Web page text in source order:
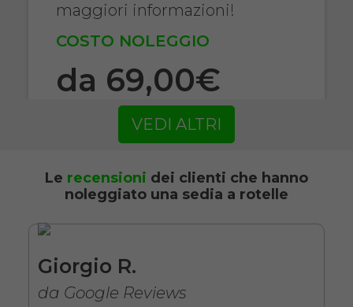
maggiori informazioni!
COSTO NOLEGGIO
da 69,00€
SCHEDA COMPLETA
Noleggio Carrozzina
pieghevole ad autospinta
Seduta 43 cm
VEDI ALTRI
Le recensioni dei clienti che hanno
noleggiato una sedia a rotelle
Giorgio R.
da Google Reviews